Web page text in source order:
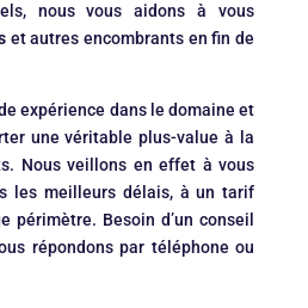
nous vous aidons à vous
et autres encombrants en fin de
expérience dans le domaine et
une véritable plus-value à la
Nous veillons en effet à vous
les meilleurs délais, à un tarif
Besoin d’un conseil
répondons par téléphone ou